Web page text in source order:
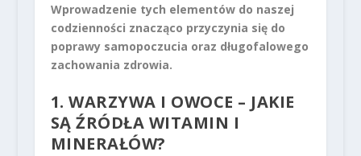
Wprowadzenie tych elementów do naszej
codzienności znacząco przyczynia się do
poprawy samopoczucia oraz długofalowego
zachowania zdrowia.
1. WARZYWA I OWOCE – JAKIE
SĄ ŹRÓDŁA WITAMIN I
MINERAŁÓW?